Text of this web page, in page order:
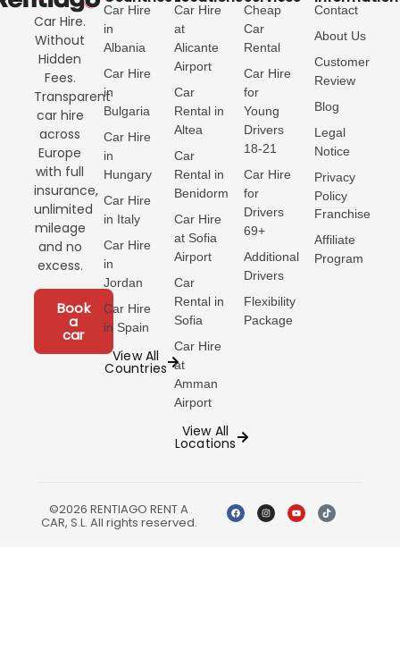
Car Hire.
Without
Hidden
Fees.
Transparent
car hire
across
Europe
with full
insurance,
unlimited
mileage
and no
excess.
Book
a
car
Car Hire
in
Albania
Car Hire
in
Bulgaria
Car Hire
in
Hungary
Car Hire
in Italy
Car Hire
in
Jordan
Car Hire
in Spain
View All
Countries
Car Hire
at
Alicante
Airport
Car
Rental in
Altea
Car
Rental in
Benidorm
Car Hire
at Sofia
Airport
Car
Rental in
Sofia
Car Hire
at
Amman
Airport
View All
Locations
Cheap
Car
Rental
Car Hire
for
Young
Drivers
18-21
Car Hire
for
Drivers
69+
Additional
Drivers
Flexibility
Package
Contact
About Us
Customer
Review
Blog
Legal
Notice
Privacy
Policy
Franchise
Affiliate
Program
©2026 RENTIAGO RENT A
CAR, S.L. All rights reserved.